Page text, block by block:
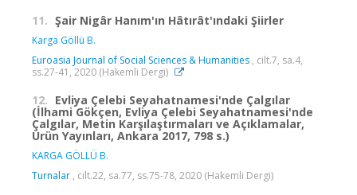
11. Şair Nigâr Hanım'ın Hâtırât'ındaki Şiirler
Karga Göllü B.
Euroasia Journal of Social Sciences & Humanities , cilt.7, sa.4,
ss.27-41, 2020 (Hakemli Dergi)
12. Evliya Çelebi Seyahatnamesi'nde Çalgılar
(İlhami Gökçen, Evliya Çelebi Seyahatnamesi'nde
Çalgılar, Metin Karşılaştırmaları ve Açıklamalar,
Ürün Yayınları, Ankara 2017, 798 s.)
KARGA GÖLLÜ B.
Turnalar , cilt.22, sa.77, ss.75-78, 2020 (Hakemli Dergi)